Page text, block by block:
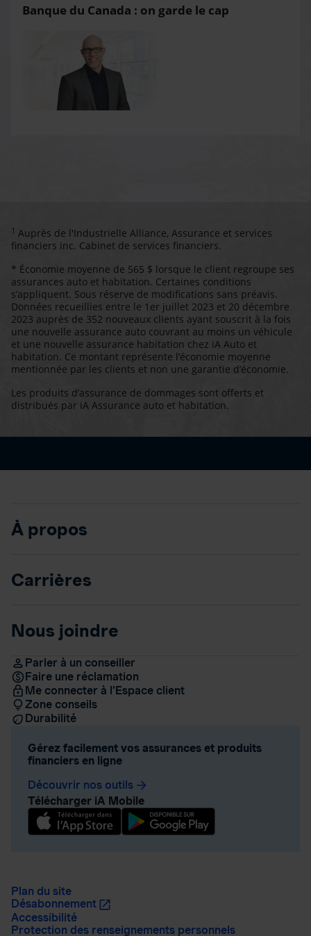
Banque du Canada : on garde le cap
1 Auprès de l'Industrielle Alliance, Assurance et services
financiers inc. Cabinet de services financiers.
* Économie moyenne de 565 $ lorsque le client regroupe ses
assurances auto et habitation. Certaines conditions
s’appliquent. Sous réserve de modifications sans préavis.
Données recueillies entre le 1er juillet 2023 et 20 décembre
2023 auprès de 352 nouveaux clients ayant souscrit à la fois
une nouvelle assurance auto couvrant au moins un véhicule
et une nouvelle assurance habitation chez iA Auto et
habitation. Ce montant représente l’économie moyenne
mentionnée par les clients et non une garantie d’économie.
Les produits d’assurance de dommages sont offerts et
distribués par iA Assurance auto et habitation.
À propos
Carrières
Nous joindre
Parler à un conseiller
Faire une réclamation
Me connecter à l’Espace client
Zone conseils
Durabilité
Gérez facilement vos assurances et produits
financiers en ligne
Découvrir nos outils arrow_forward
Télécharger iA Mobile
Plan du site
Désabonnement
Accessibilité
Protection des renseignements personnels